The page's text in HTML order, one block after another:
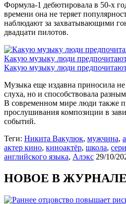
Формула-1 дебютировала в 50-х
времени она не теряет
наблюдают за захватывающими
двадцати пилотов.
Какую музыку люди предпочитают
Какую музыку люди предпочитают
Музыка еще издавна приносила не
слуха, но и способствовала
В современном мире люди также
прослушивания композиции в
событий.
Теги: Никита Вакулюк, мужчина,
актер кино, киноактёр, школа,
английского языка, Алэкс 29/10/
НОВОЕ В ЖУРНАЛЕ